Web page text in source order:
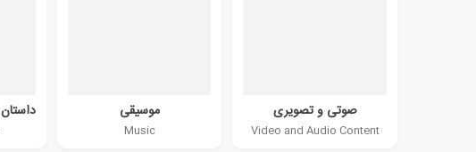
صوتی و تصویری
Video and Audio Content
موسیقی
Music